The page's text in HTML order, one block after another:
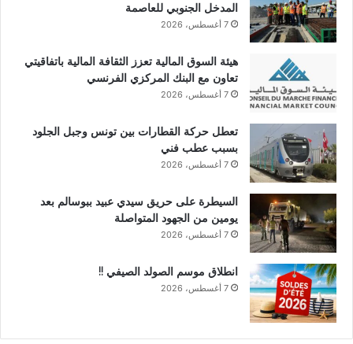
المدخل الجنوبي للعاصمة
7 أغسطس، 2026
هيئة السوق المالية تعزز الثقافة المالية باتفاقيتي
تعاون مع البنك المركزي الفرنسي
7 أغسطس، 2026
تعطل حركة القطارات بين تونس وجبل الجلود
بسبب عطب فني
7 أغسطس، 2026
السيطرة على حريق سيدي عبيد ببوسالم بعد
يومين من الجهود المتواصلة
7 أغسطس، 2026
انطلاق موسم الصولد الصيفي !!
7 أغسطس، 2026